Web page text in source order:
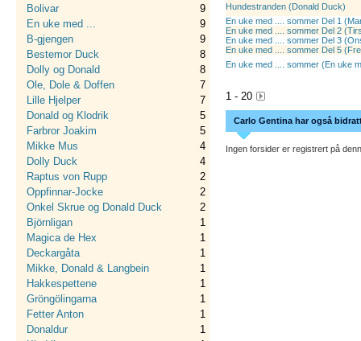
Bolivar
9
En uke med ...
9
B-gjengen
9
Bestemor Duck
8
Dolly og Donald
8
Ole, Dole & Doffen
7
Lille Hjelper
7
Donald og Klodrik
5
Farbror Joakim
5
Mikke Mus
4
Dolly Duck
4
Raptus von Rupp
2
Oppfinnar-Jocke
2
Onkel Skrue og Donald Duck
2
Björnligan
1
Magica de Hex
1
Deckargåta
1
Mikke, Donald & Langbein
1
Hakkespettene
1
Gröngölingarna
1
Fetter Anton
1
Donaldur
1
Hundestranden (Donald Duck)
En uke med .... sommer Del 1
En uke med .... sommer Del 2
En uke med .... sommer Del 3
En uke med .... sommer Del 5
En uke med .... sommer (En uke
1 - 20
Carlo Gentina har også
Ingen forsider er registrert på